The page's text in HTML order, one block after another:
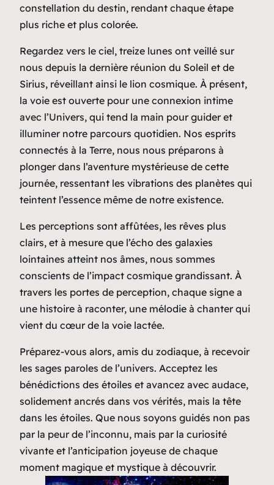
constellation du destin, rendant chaque étape
plus riche et plus colorée.
Regardez vers le ciel, treize lunes ont veillé sur
nous depuis la dernière réunion du Soleil et de
Sirius, réveillant ainsi le lion cosmique. À présent,
la voie est ouverte pour une connexion intime
avec l’Univers, qui tend la main pour guider et
illuminer notre parcours quotidien. Nos esprits
connectés à la Terre, nous nous préparons à
plonger dans l’aventure mystérieuse de cette
journée, ressentant les vibrations des planètes qui
teintent l’essence même de notre existence.
Les perceptions sont affûtées, les rêves plus
clairs, et à mesure que l’écho des galaxies
lointaines atteint nos âmes, nous sommes
conscients de l’impact cosmique grandissant. À
travers les portes de perception, chaque signe a
une histoire à raconter, une mélodie à chanter qui
vient du cœur de la voie lactée.
Préparez-vous alors, amis du zodiaque, à recevoir
les sages paroles de l’univers. Acceptez les
bénédictions des étoiles et avancez avec audace,
solidement ancrés dans vos vérités, mais la tête
dans les étoiles. Que nous soyons guidés non pas
par la peur de l’inconnu, mais par la curiosité
vivante et l’anticipation joyeuse de chaque
moment magique et mystique à découvrir.